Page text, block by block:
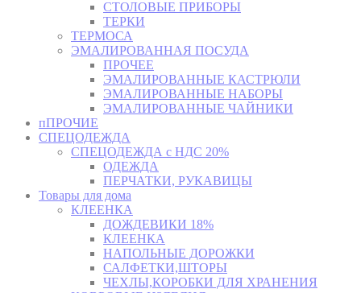
СТОЛОВЫЕ ПРИБОРЫ
ТЕРКИ
ТЕРМОСА
ЭМАЛИРОВАННАЯ ПОСУДА
ПРОЧЕЕ
ЭМАЛИРОВАННЫЕ КАСТРЮЛИ
ЭМАЛИРОВАННЫЕ НАБОРЫ
ЭМАЛИРОВАННЫЕ ЧАЙНИКИ
пПРОЧИЕ
СПЕЦОДЕЖДА
СПЕЦОДЕЖДА с НДС 20%
ОДЕЖДА
ПЕРЧАТКИ, РУКАВИЦЫ
Товары для дома
КЛЕЕНКА
ДОЖДЕВИКИ 18%
КЛЕЕНКА
НАПОЛЬНЫЕ ДОРОЖКИ
САЛФЕТКИ,ШТОРЫ
ЧЕХЛЫ,КОРОБКИ ДЛЯ ХРАНЕНИЯ